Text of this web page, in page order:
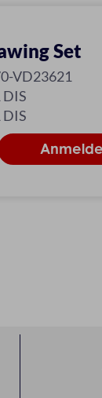
Set
VD23621
DIS
DIS